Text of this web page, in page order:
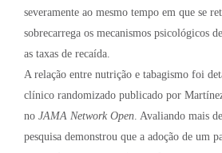
severamente ao mesmo tempo em que se
sobrecarrega os mecanismos psicológicos
as taxas de recaída.
A relação entre nutrição e tabagismo foi
clínico randomizado publicado por
no JAMA Network Open. Avaliando mais
pesquisa demonstrou que a adoção de um